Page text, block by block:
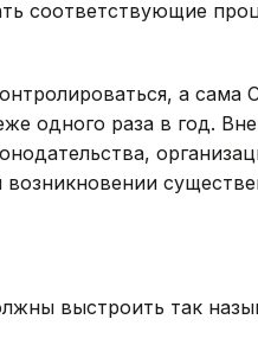
соответствующие
а сама
одного раза в год.
выстроить так